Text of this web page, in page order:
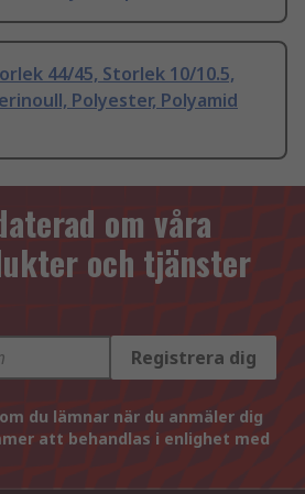
44/45, Storlek 10/10.5,
Polyester, Polyamid
om våra
och tjänster
Registrera dig
du lämnar när du anmäler dig
att behandlas i enlighet med